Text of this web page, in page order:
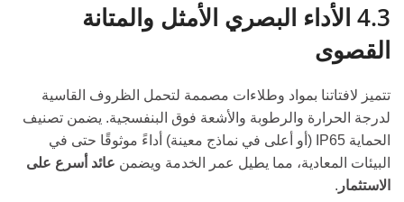
4.3 الأداء البصري الأمثل والمتانة
القصوى
تتميز لافتاتنا بمواد وطلاءات مصممة لتحمل الظروف القاسية
لدرجة الحرارة والرطوبة والأشعة فوق البنفسجية. يضمن تصنيف
الحماية IP65 (أو أعلى في نماذج معينة) أداءً موثوقًا حتى في
البيئات المعادية، مما يطيل عمر الخدمة ويضمن عائد أسرع على
الاستثمار .